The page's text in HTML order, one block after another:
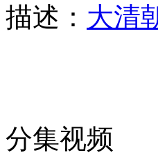
描述： 大清
分集视频